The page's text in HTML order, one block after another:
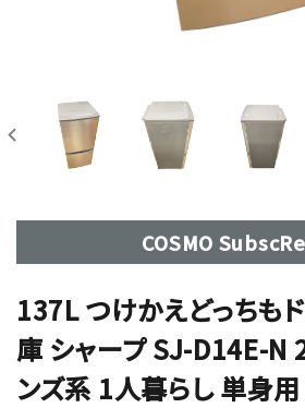
COSMO
137L つけかえどっちも
庫 シャープ SJ-D14E-N
ンズ系 1人暮らし 単身